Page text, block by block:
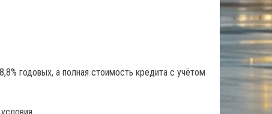
годовых, а полная стоимость кредита с учётом